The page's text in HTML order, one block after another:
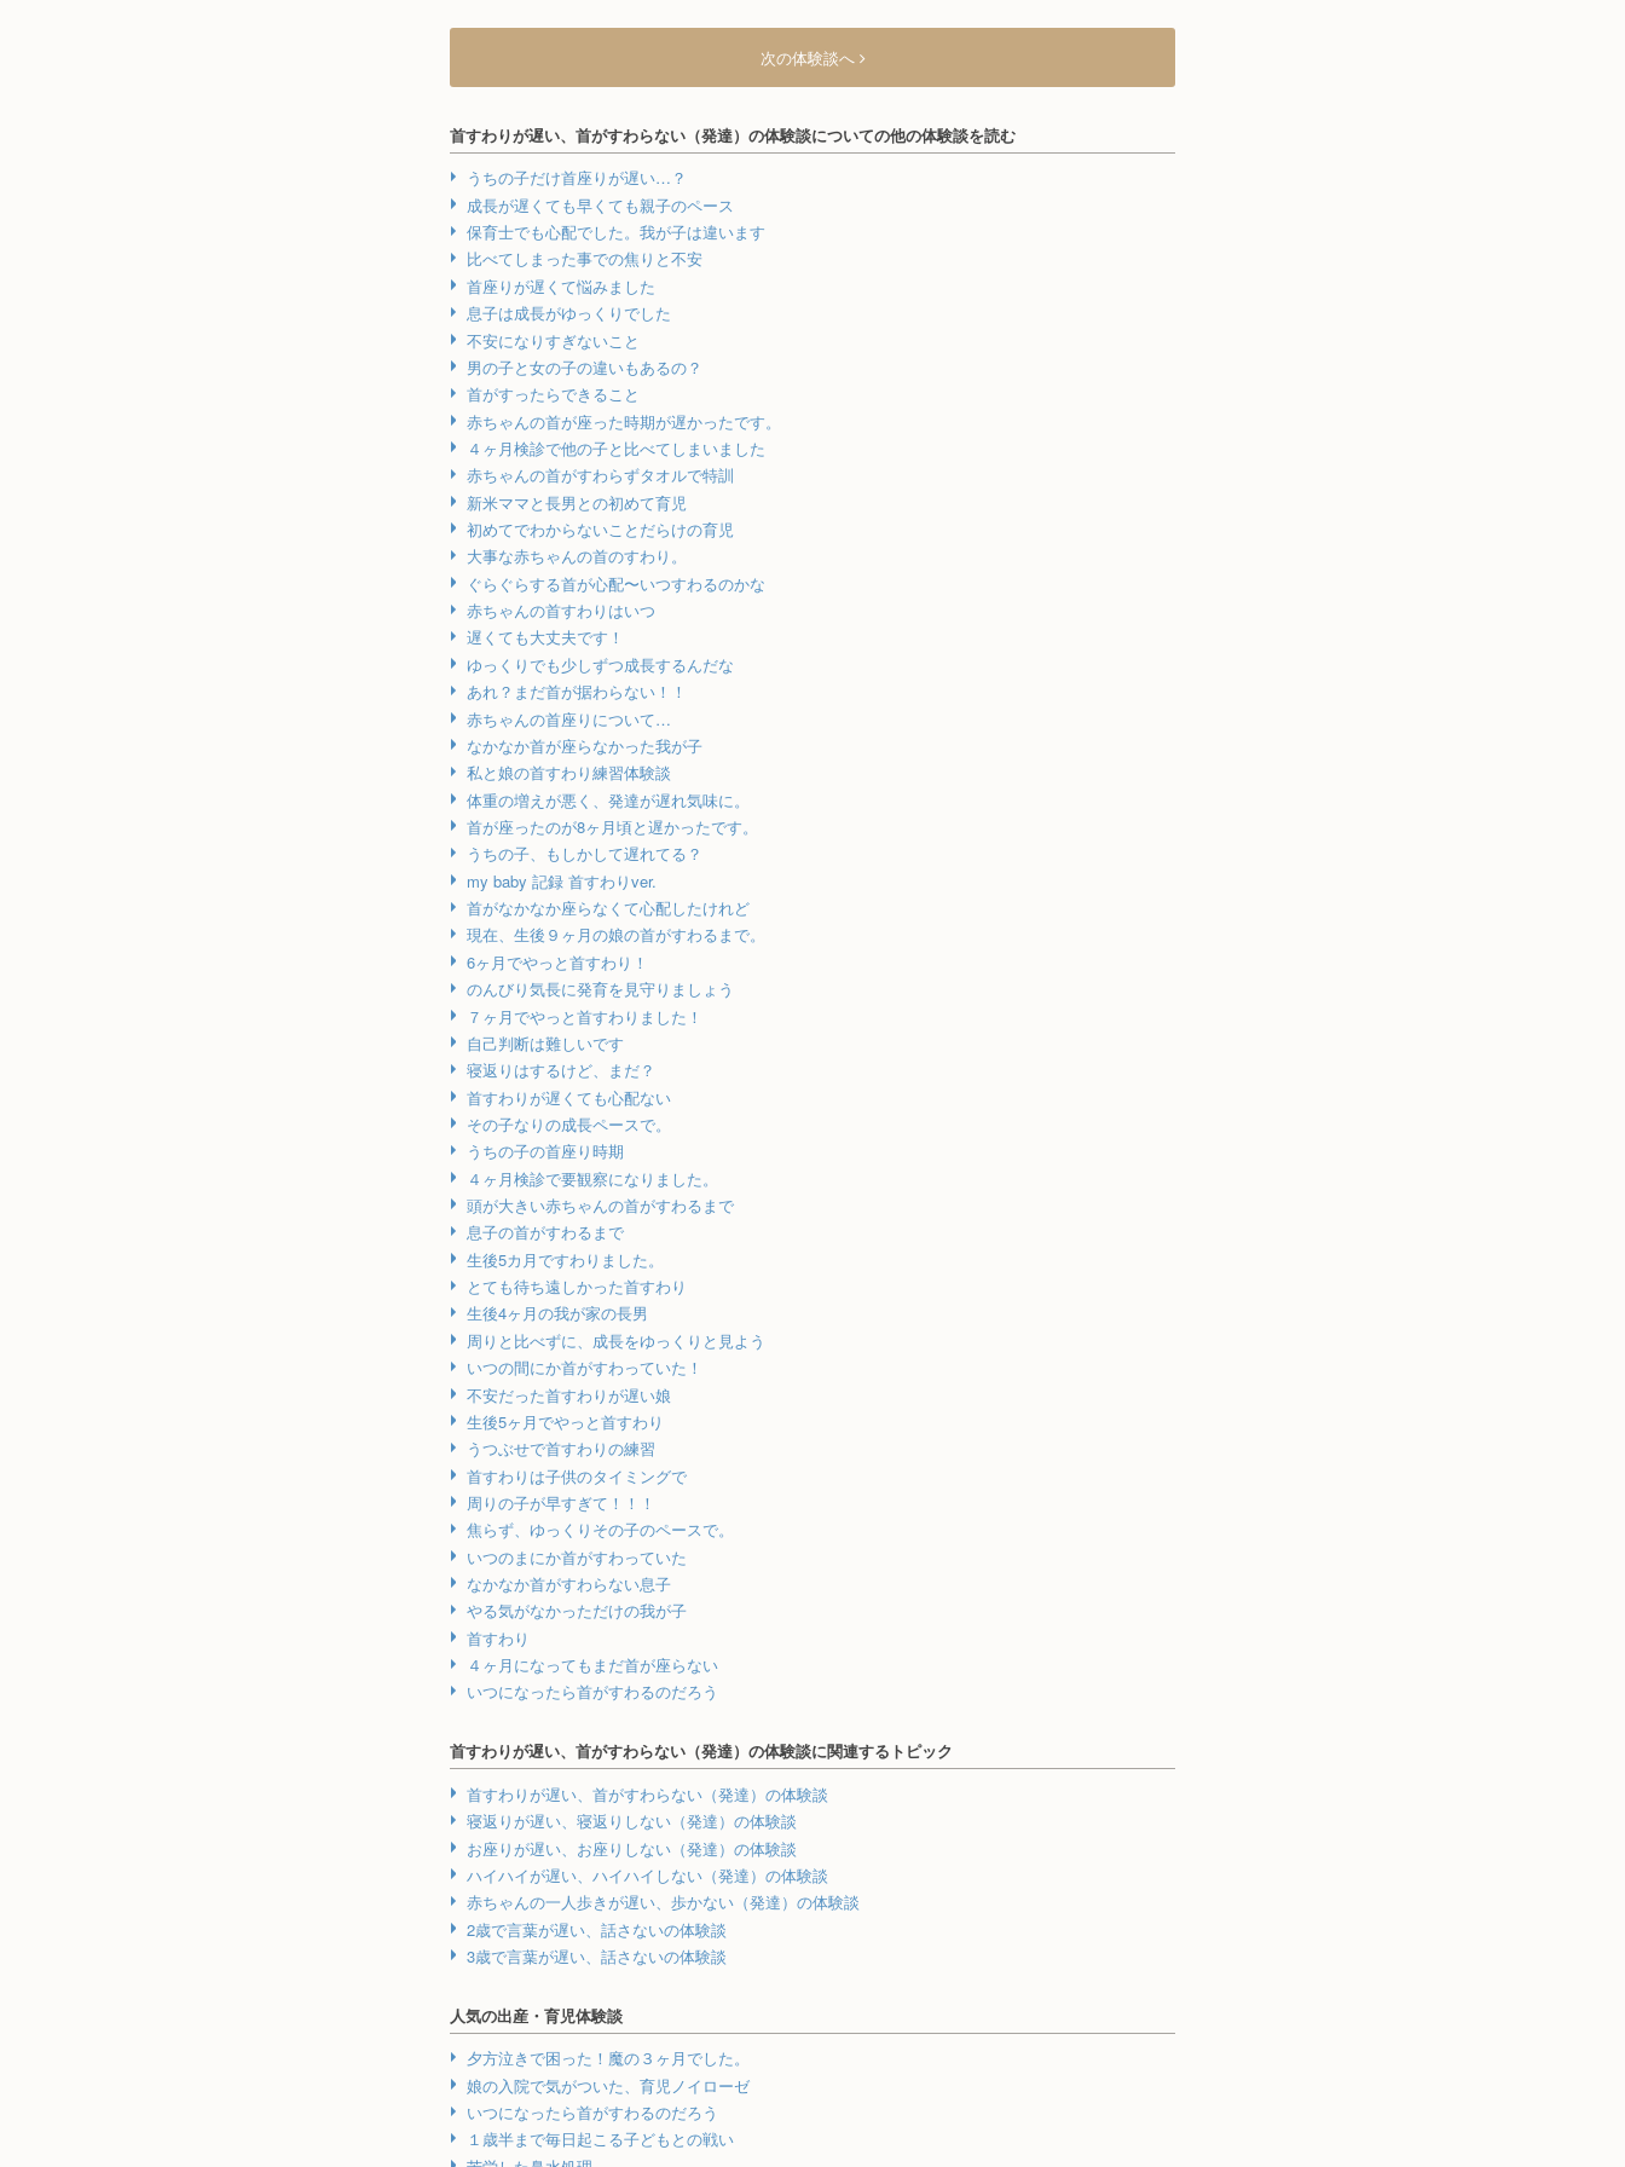
次の体験談へ
首すわりが遅い、首がすわらない（発達）の体験談についての他の体験談を読む
うちの子だけ首座りが遅い…？
成長が遅くても早くても親子のペース
保育士でも心配でした。我が子は違います
比べてしまった事での焦りと不安
首座りが遅くて悩みました
息子は成長がゆっくりでした
不安になりすぎないこと
男の子と女の子の違いもあるの？
首がすったらできること
赤ちゃんの首が座った時期が遅かったです。
４ヶ月検診で他の子と比べてしまいました
赤ちゃんの首がすわらずタオルで特訓
新米ママと長男との初めて育児
初めてでわからないことだらけの育児
大事な赤ちゃんの首のすわり。
ぐらぐらする首が心配〜いつすわるのかな
赤ちゃんの首すわりはいつ
遅くても大丈夫です！
ゆっくりでも少しずつ成長するんだな
あれ？まだ首が据わらない！！
赤ちゃんの首座りについて…
なかなか首が座らなかった我が子
私と娘の首すわり練習体験談
体重の増えが悪く、発達が遅れ気味に。
首が座ったのが8ヶ月頃と遅かったです。
うちの子、もしかして遅れてる？
my baby 記録 首すわりver.
首がなかなか座らなくて心配したけれど
現在、生後９ヶ月の娘の首がすわるまで。
6ヶ月でやっと首すわり！
のんびり気長に発育を見守りましょう
７ヶ月でやっと首すわりました！
自己判断は難しいです
寝返りはするけど、まだ？
首すわりが遅くても心配ない
その子なりの成長ペースで。
うちの子の首座り時期
４ヶ月検診で要観察になりました。
頭が大きい赤ちゃんの首がすわるまで
息子の首がすわるまで
生後5カ月ですわりました。
とても待ち遠しかった首すわり
生後4ヶ月の我が家の長男
周りと比べずに、成長をゆっくりと見よう
いつの間にか首がすわっていた！
不安だった首すわりが遅い娘
生後5ヶ月でやっと首すわり
うつぶせで首すわりの練習
首すわりは子供のタイミングで
周りの子が早すぎて！！！
焦らず、ゆっくりその子のペースで。
いつのまにか首がすわっていた
なかなか首がすわらない息子
やる気がなかっただけの我が子
首すわり
４ヶ月になってもまだ首が座らない
いつになったら首がすわるのだろう
首すわりが遅い、首がすわらない（発達）の体験談に関連するトピック
首すわりが遅い、首がすわらない（発達）の体験談
寝返りが遅い、寝返りしない（発達）の体験談
お座りが遅い、お座りしない（発達）の体験談
ハイハイが遅い、ハイハイしない（発達）の体験談
赤ちゃんの一人歩きが遅い、歩かない（発達）の体験談
2歳で言葉が遅い、話さないの体験談
3歳で言葉が遅い、話さないの体験談
人気の出産・育児体験談
夕方泣きで困った！魔の３ヶ月でした。
娘の入院で気がついた、育児ノイローゼ
いつになったら首がすわるのだろう
１歳半まで毎日起こる子どもとの戦い